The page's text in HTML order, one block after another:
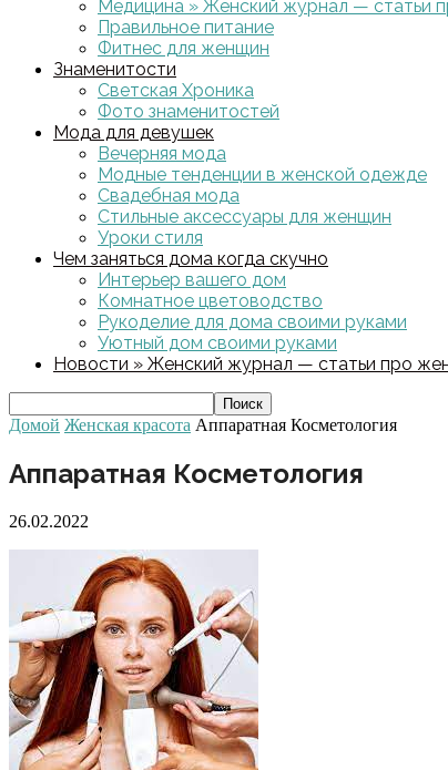
Медицина » Женский журнал — статьи
Правильное питание
Фитнес для женщин
Знаменитости
Светская Хроника
Фото знаменитостей
Мода для девушек
Вечерняя мода
Модные тенденции в женской одежде
Свадебная мода
Стильные аксессуары для женщин
Уроки стиля
Чем заняться дома когда скучно
Интерьер вашего дом
Комнатное цветоводство
Рукоделие для дома своими руками
Уютный дом своими руками
Новости » Женский журнал — статьи про
Домой Женская красота Аппаратная Косметология
Аппаратная Косметология
26.02.2022